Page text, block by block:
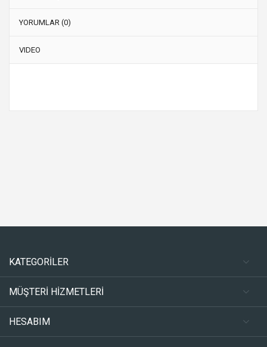
YORUMLAR (0)
VIDEO
KATEGORİLER
MÜŞTERİ HİZMETLERİ
HESABIM